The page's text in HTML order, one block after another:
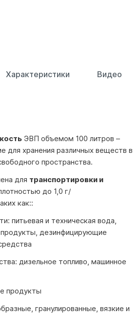
Характеристики Видео
ЭВП объемом 100 литров –
для хранения различных веществ в
пространства.
для транспортировки и
до 1,0 г/
как::
питьевая и техническая вода,
дезинфицирующие
дизельное топливо, машинное
продукты
гранулированные, вязкие и